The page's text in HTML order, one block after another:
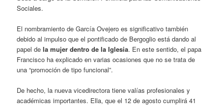
Sociales.
El nombramiento de García Ovejero es significativo también
debido al impulso que el pontificado de Bergoglio está dando al
papel dela mujer dentro de la Iglesia. En este sentido, el papa
Francisco ha explicado en varias ocasiones que no se trata de
una “promoción de tipo funcional”.
De hecho, la nueva vicedirectora tiene valías profesionales y
académicas importantes. Ella, que el 12 de agosto cumplirá 41